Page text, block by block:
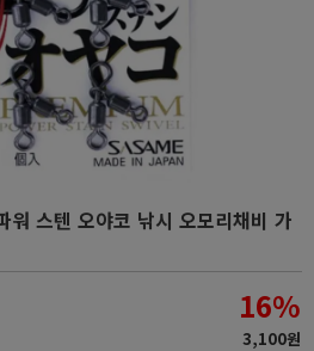
스텐 오야코 낚시 오모리채비 가
16%
3,100원